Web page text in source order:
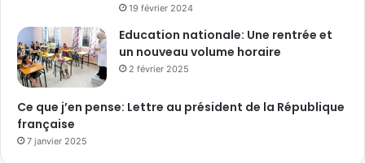
19 février 2024
Education nationale: Une rentrée et
un nouveau volume horaire
2 février 2025
Ce que j’en pense: Lettre au président de la République
française
7 janvier 2025